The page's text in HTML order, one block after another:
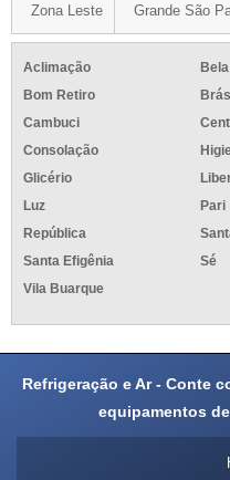
Zona Leste Grande São
Aclimação
Bom Retiro
Brás
Cambuci
Consolação
Glicério
Luz
Pari
República
Santa Efigênia
Sé
Vila Buarque
Refrigeração e Ar - Conte
equipamentos